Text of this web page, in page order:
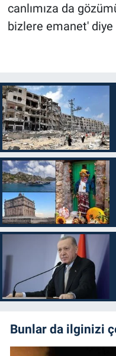
canlımıza da
bizlere emanet'
Bunlar da ilginizi